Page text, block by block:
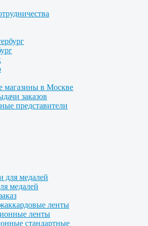
магазины в Москве
заказов
представители
для медалей
медалей
ленты
ленты
стандартные